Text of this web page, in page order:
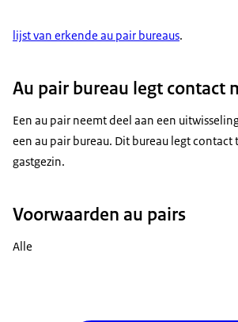
lijst van erkende au pair bureaus.
Au pair bureau legt contact
Een au pair neemt deel aan een
een au pair bureau. Dit bureau legt contact
gastgezin.
Voorwaarden au pairs
Alle